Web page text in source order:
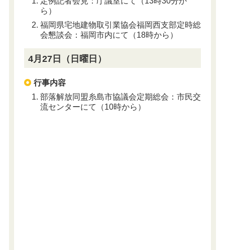
ら）
福岡県宅地建物取引業協会福岡西支部定時総
会懇談会：福岡市内にて（18時から）
4月27日（日曜日）
行事内容
部落解放同盟糸島市協議会定期総会：市民交
流センターにて（10時から）